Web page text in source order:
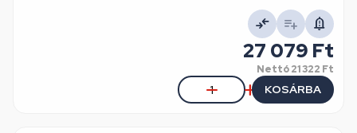
27 079 Ft
Nettó21 322 Ft
KOSÁRBA